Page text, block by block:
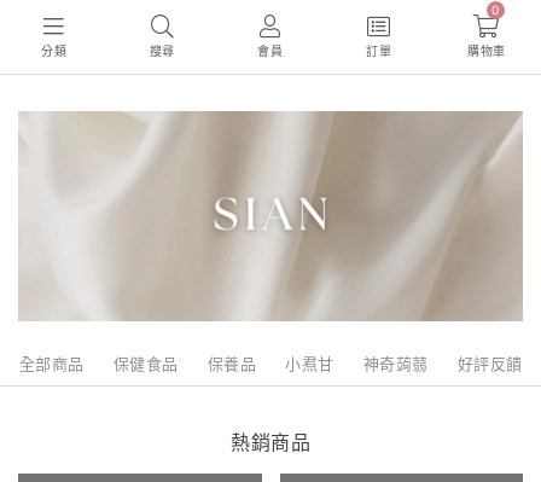
分類 搜尋 會員 訂單
0
購物車
全部商品 保健食品 保養品 小焄甘 神奇蒟蒻 好評反饋
熱銷商品